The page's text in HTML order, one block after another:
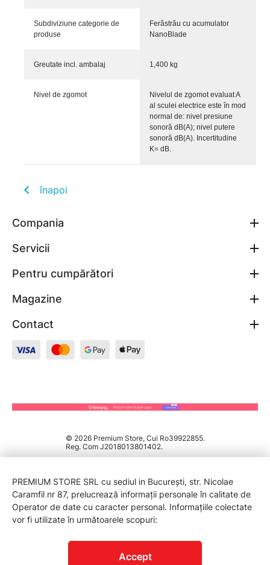
Subdiviziune categorie de
produse
Ferăstrău cu acumulator
NanoBlade
Greutate incl. ambalaj 1,400 kg
Nivel de zgomot
Nivelul de zgomot evaluat A
al sculei electrice este în mod
normal de: nivel presiune
sonoră dB(A); nivel putere
sonoră dB(A). Incertitudine
K= dB.
înapoi
Compania
Servicii
Pentru cumpărători
Magazine
Contact
© 2026 Premium Store, Cui Ro39922855.
Reg. Com J2018013801402.
PREMIUM STORE SRL cu sediul in București, str. Nicolae
Caramfil nr 87, prelucrează informații personale în calitate de
Operator de date cu caracter personal. Informațiile colectate
vor fi utilizate în următoarele scopuri:
Accept